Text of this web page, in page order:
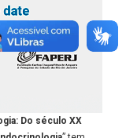
Do século XX